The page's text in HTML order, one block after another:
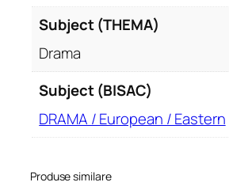
Subject (THEMA)
Drama
Subject (BISAC)
DRAMA / European / Eastern
Produse similare